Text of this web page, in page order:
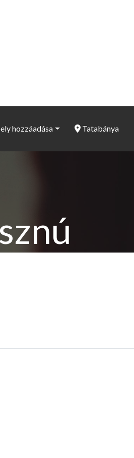
hozzáadása Tatabánya